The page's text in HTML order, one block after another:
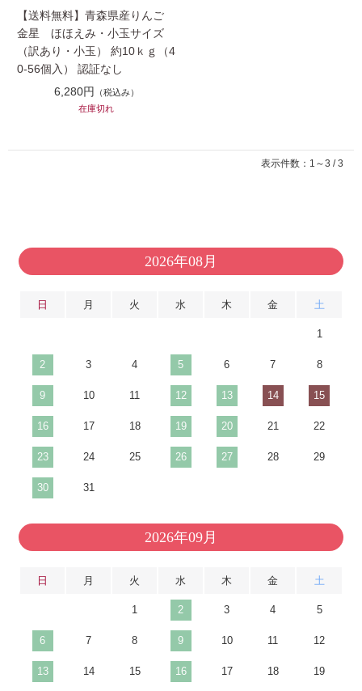
【送料無料】青森県産りんご
金星 ほほえみ・小玉サイズ
（訳あり・小玉） 約10ｋｇ（4
0-56個入） 認証なし
6,280円
（税込み）
在庫切れ
表示件数：1～3 / 3
2026年08月
日 月 火 水 木 金 土
1
2 3 4 5 6 7 8
9 10 11 12 13 14 15
16 17 18 19 20 21 22
23 24 25 26 27 28 29
30 31
2026年09月
日 月 火 水 木 金 土
1 2 3 4 5
6 7 8 9 10 11 12
13 14 15 16 17 18 19